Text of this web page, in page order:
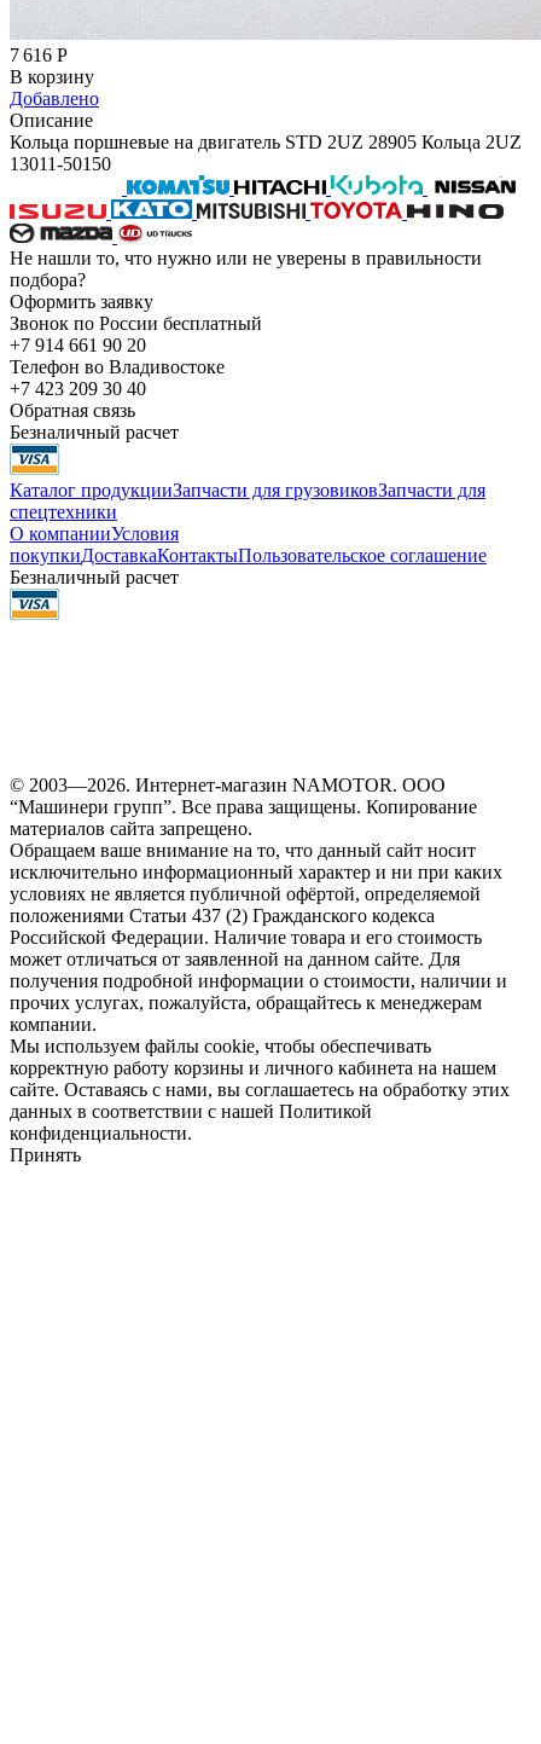
7 616 Р
В корзину
Добавлено
Описание
Кольца поршневые на двигатель STD 2UZ 28905 Кольца 2UZ
13011-50150
Не нашли то, что нужно или не уверены в правильности
подбора?
Оформить заявку
Звонок по России бесплатный
+7 914 661 90 20
Телефон во Владивостоке
+7 423 209 30 40
Обратная связь
Безналичный расчет
Каталог продукцииЗапчасти для грузовиковЗапчасти для
спецтехники
О компанииУсловия
покупкиДоставкаКонтактыПользовательское соглашение
Безналичный расчет
© 2003—2026. Интернет-магазин NAMOTOR. ООО
“Машинери групп”. Все права защищены. Копирование
материалов сайта запрещено.
Обращаем ваше внимание на то, что данный сайт носит
исключительно информационный характер и ни при каких
условиях не является публичной офёртой, определяемой
положениями Статьи 437 (2) Гражданского кодекса
Российской Федерации. Наличие товара и его стоимость
может отличаться от заявленной на данном сайте. Для
получения подробной информации о стоимости, наличии и
прочих услугах, пожалуйста, обращайтесь к менеджерам
компании.
Мы используем файлы cookie, чтобы обеспечивать
корректную работу корзины и личного кабинета на нашем
сайте. Оставаясь с нами, вы соглашаетесь на обработку этих
данных в соответствии с нашей Политикой
конфиденциальности.
Принять